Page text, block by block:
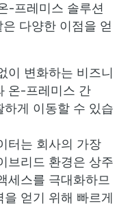
-프레미스 솔루션
다양한 이점을 얻
이 변화하는 비즈니
온-프레미스 간
게 이동할 수 있습
터는 회사의 가장
브리드 환경은 상주
세스를 극대화하므
을 얻기 위해 빠르게